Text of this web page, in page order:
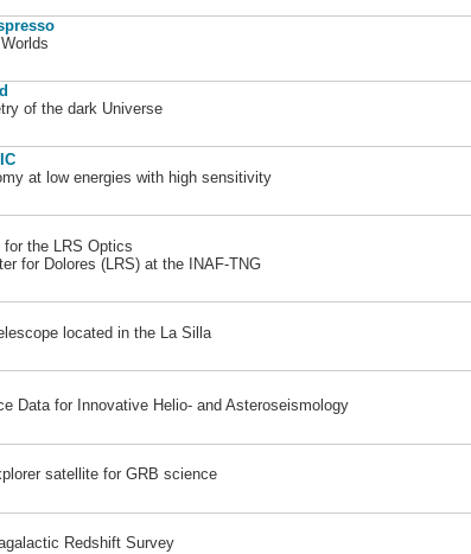
of the dark Universe
at low energies with high sensitivity
for the LRS Optics
for Dolores (LRS) at the INAF-TNG
located in the La Silla
Data for Innovative Helio- and Asteroseismology
satellite for GRB science
Redshift Survey